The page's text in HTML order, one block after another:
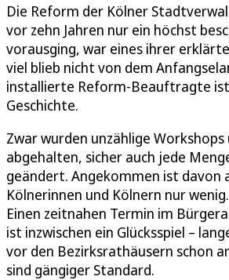
Die Reform der Kölner
vor zehn Jahren nur ein höchst
vorausging, war eines ihrer
viel blieb nicht von dem
installierte Reform-Beauftragte
Geschichte.
Zwar wurden unzählige Workshops
abgehalten, sicher auch jede
geändert. Angekommen ist davon
Kölnerinnen und Kölnern nur
Einen zeitnahen Termin im
ist inzwischen ein Glücksspiel –
vor den Bezirksrathäusern schon
sind gängiger Standard.